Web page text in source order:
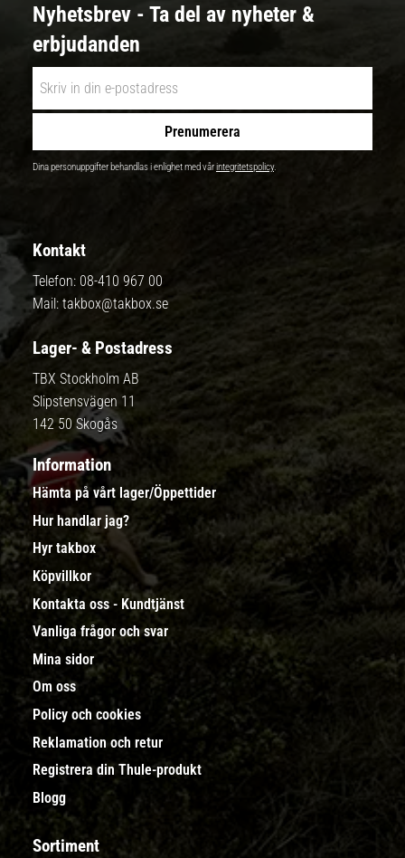
Nyhetsbrev - Ta del av nyheter &
erbjudanden
Prenumerera
Dina personuppgifter behandlas i enlighet med vårintegritetspolicy.
Kontakt
Telefon: 08-410 967 00
Mail: takbox@takbox.se
Lager- & Postadress
TBX Stockholm AB
Slipstensvägen 11
142 50 Skogås
Information
Hämta på vårt lager/Öppettider
Hur handlar jag?
Hyr takbox
Köpvillkor
Kontakta oss - Kundtjänst
Vanliga frågor och svar
Mina sidor
Om oss
Policy och cookies
Reklamation och retur
Registrera din Thule-produkt
Blogg
Sortiment